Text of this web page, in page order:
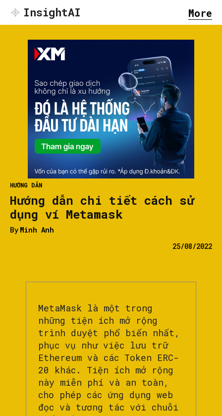
InsightAI More
HƯỚNG DẪN
Hướng dẫn chi tiết cách sử
dụng ví Metamask
By Minh Anh
25/08/2022
MetaMask là một trong
những tiện ích mở rộng
trình duyệt phổ biến nhất,
phục vụ như việc lưu trữ
Ethereum và các Token ERC-
20 khác. Tiện ích mở rộng
này miễn phí và an toàn,
cho phép các ứng dụng web
đọc và tương tác với chuỗi